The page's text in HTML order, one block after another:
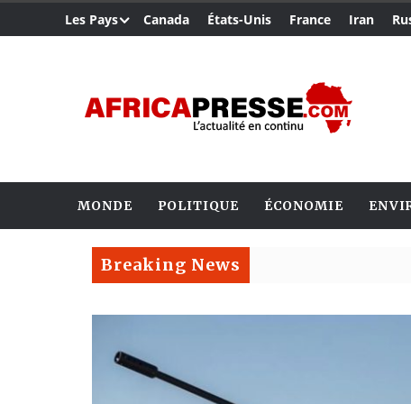
Les Pays Canada États-Unis France Iran
MONDE POLITIQUE ÉCONOMIE
Breaking News